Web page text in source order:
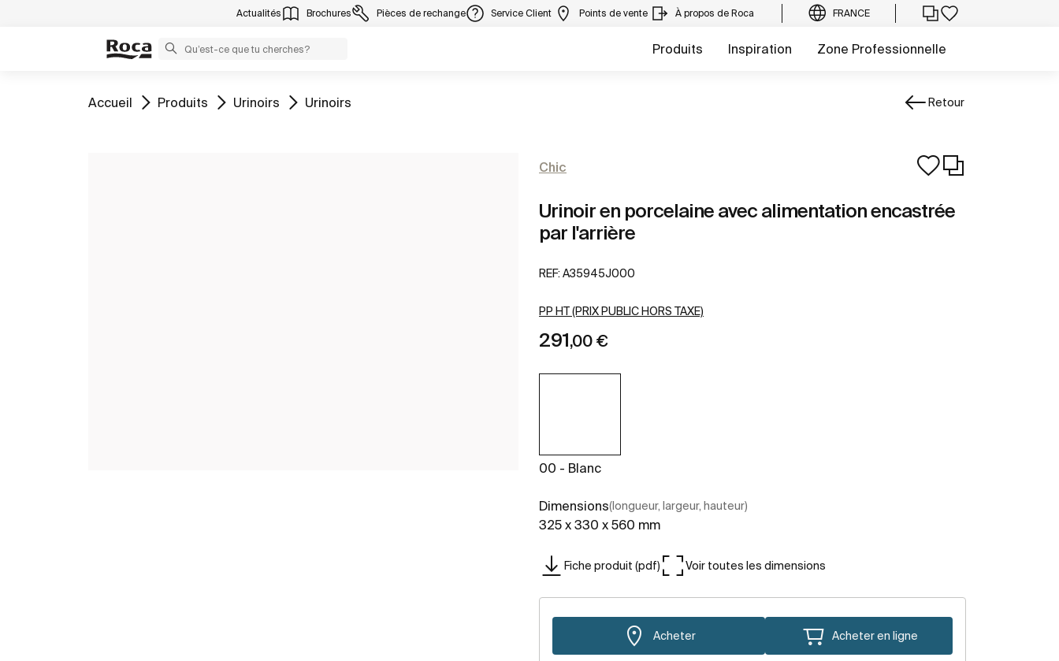
Actualités Brochures Pièces de rechange Service Client Points de vente À propos de Roca FRANCE
Produits Inspiration Zone Professionnelle
Aller à
Accueil Aller à
Produits Aller à
Urinoirs Aller à
Urinoirs Retour
Chic
Urinoir en porcelaine avec alimentation encastrée
par l'arrière
REF: A35945J000
PP HT (PRIX PUBLIC HORS TAXE)
291,00 €
00 - Blanc
Dimensions(longueur, largeur, hauteur)
325 x 330 x 560 mm
Fiche produit (pdf) Voir toutes les dimensions
Acheter Acheter en ligne